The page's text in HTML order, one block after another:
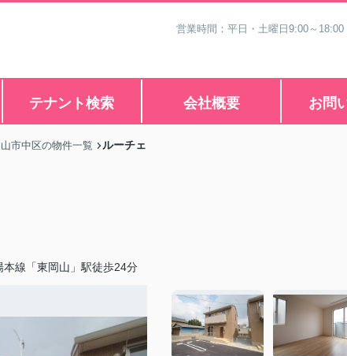
営業時間：平日・土曜日9:00～
テナント検索 会社概要 お問
山市中区の物件一覧 ルーチェ
本線「東岡山」駅徒歩24分